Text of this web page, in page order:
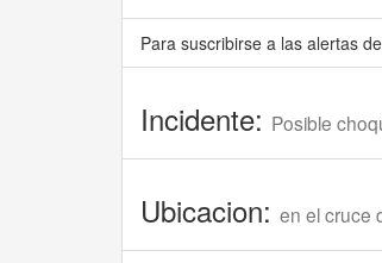
Para suscribirse a las alertas
Incidente: Posible
Ubicacion: en el cruce